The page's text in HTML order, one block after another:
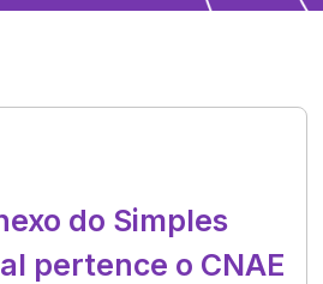
do Simples
pertence o CNAE